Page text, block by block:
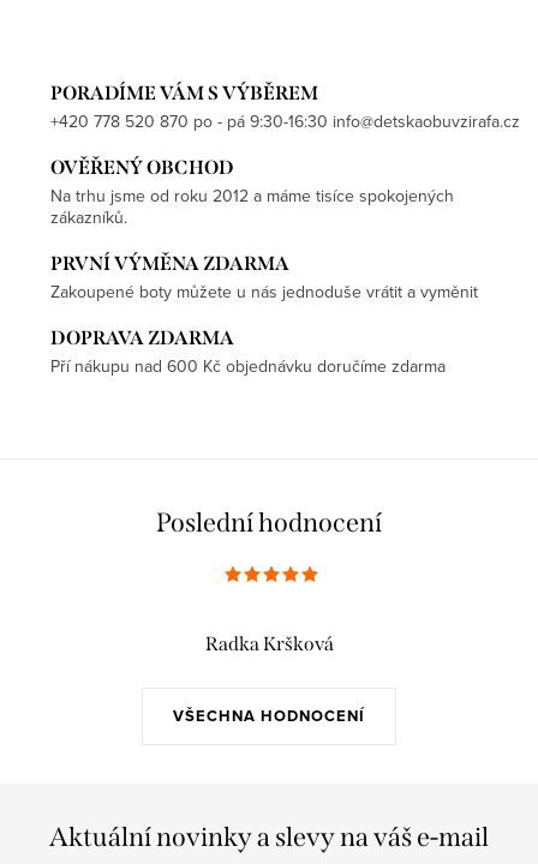
PORADÍME VÁM S VÝBĚREM
+420 778 520 870 po - pá 9:30-16:30 info@detskaobuvzirafa.cz
OVĚŘENÝ OBCHOD
Na trhu jsme od roku 2012 a máme tisíce spokojených
zákazníků.
PRVNÍ VÝMĚNA ZDARMA
Zakoupené boty můžete u nás jednoduše vrátit a vyměnit
DOPRAVA ZDARMA
Pří nákupu nad 600 Kč objednávku doručíme zdarma
Poslední hodnocení
VŠECHNA HODNOCENÍ
Radka Kršková
Aktuální novinky a slevy na váš e-mail